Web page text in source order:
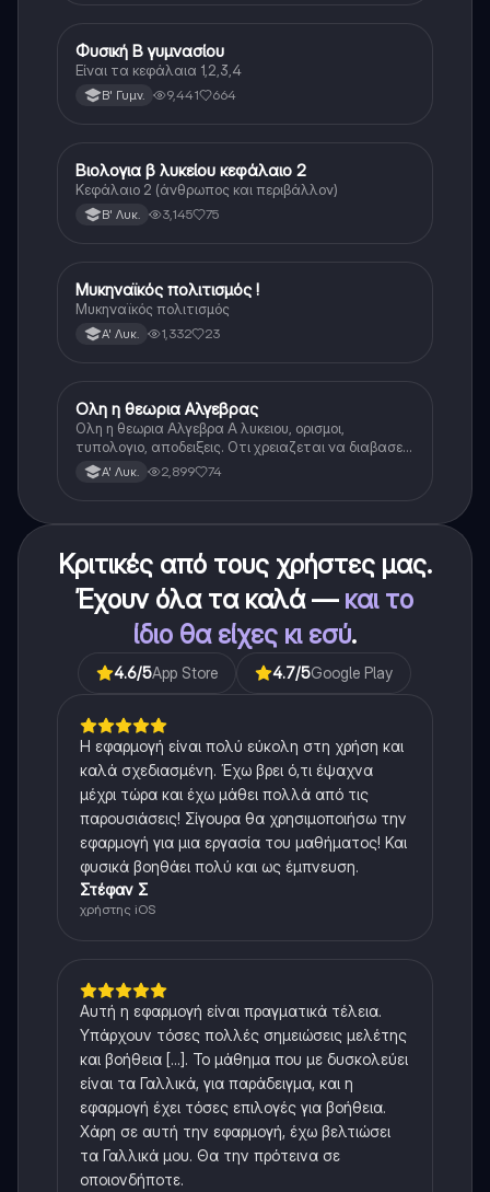
Φυσική
Φυσική Β γυμνασίου
Είναι τα κεφάλαια 1,2,3,4
Β' Γυμν. 9,441 664
Βιολογία
Βιολογια β λυκείου κεφάλαιο 2
Κεφάλαιο 2 (άνθρωπος και περιβάλλον)
Β' Λυκ. 3,145 75
Ιστορία
Μυκηναϊκός πολιτισμός !
Μυκηναϊκός πολιτισμός
Α' Λυκ. 1,332 23
Μαθηματικά
Ολη η θεωρια Αλγεβρας
Ολη η θεωρια Αλγεβρα Α λυκειου, ορισμοι,
τυπολογιο, αποδειξεις. Οτι χρειαζεται να διαβασεις
για το θεωρητικο κομματι της αλγεβρας.
Α' Λυκ. 2,899 74
Κριτικές από τους χρήστες μας.
Έχουν όλα τα καλά — και το
ίδιο θα είχες κι εσύ.
4.6/5App Store 4.7/5Google Play
Η εφαρμογή είναι πολύ εύκολη στη χρήση και
καλά σχεδιασμένη. Έχω βρει ό,τι έψαχνα
μέχρι τώρα και έχω μάθει πολλά από τις
παρουσιάσεις! Σίγουρα θα χρησιμοποιήσω την
εφαρμογή για μια εργασία του μαθήματος! Και
φυσικά βοηθάει πολύ και ως έμπνευση.
Στέφαν Σ
χρήστης iOS
Αυτή η εφαρμογή είναι πραγματικά τέλεια.
Υπάρχουν τόσες πολλές σημειώσεις μελέτης
και βοήθεια [...]. Το μάθημα που με δυσκολεύει
είναι τα Γαλλικά, για παράδειγμα, και η
εφαρμογή έχει τόσες επιλογές για βοήθεια.
Χάρη σε αυτή την εφαρμογή, έχω βελτιώσει
τα Γαλλικά μου. Θα την πρότεινα σε
οποιονδήποτε.